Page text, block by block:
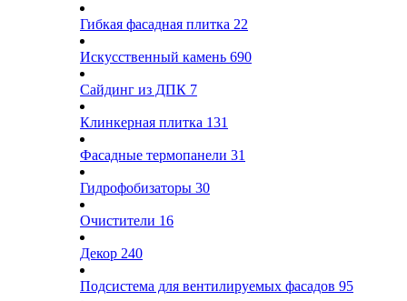
Гибкая фасадная плитка 22
Искусственный камень 690
Сайдинг из ДПК 7
Клинкерная плитка 131
Фасадные термопанели 31
Гидрофобизаторы 30
Очистители 16
Декор 240
Подсистема для вентилируемых фасадов 95